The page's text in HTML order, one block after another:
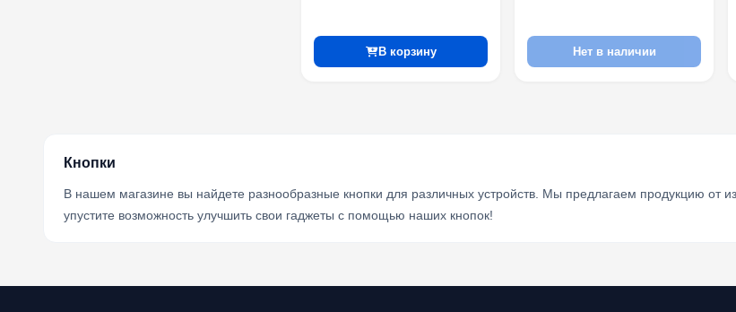
В корзину Нет в наличии
Кнопки
В нашем магазине вы найдете разнообразные кнопки для различных устройств. Мы предлагаем продукцию от
упустите возможность улучшить свои гаджеты с помощью наших кнопок!